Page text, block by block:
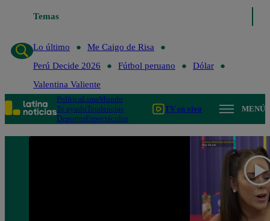
Temas
Lo último
Me Caigo de Risa
Perú Decide 2026
Fútbol peruano
Dólar
Valentina Valiente
PolíticaLimaMundo
Te ayudoTendencias
DeportesEspectáculos
TV en vivo MENÚ